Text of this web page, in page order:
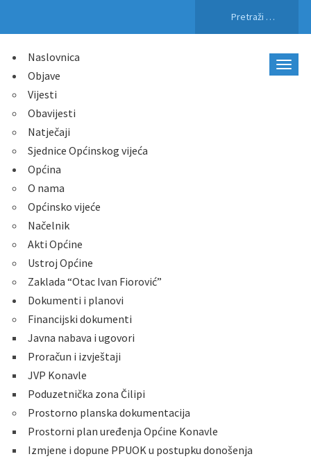
Naslovnica
Objave
Vijesti
Obavijesti
Natječaji
Sjednice Općinskog vijeća
Općina
O nama
Općinsko vijeće
Načelnik
Akti Općine
Ustroj Općine
Zaklada “Otac Ivan Fiorović”
Dokumenti i planovi
Financijski dokumenti
Javna nabava i ugovori
Proračun i izvještaji
JVP Konavle
Poduzetnička zona Čilipi
Prostorno planska dokumentacija
Prostorni plan uređenja Općine Konavle
Izmjene i dopune PPUOK u postupku donošenja